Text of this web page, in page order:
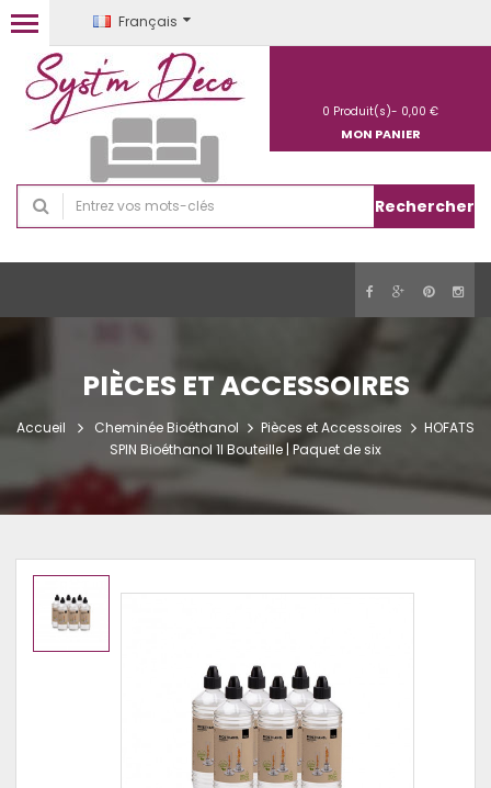
Français
Rechercher
0 Produit(s)- 0,00 €
MON PANIER
PIÈCES ET ACCESSOIRES
Accueil Cheminée Bioéthanol Pièces et Accessoires
HOFATS
SPIN Bioéthanol 1l Bouteille | Paquet de six